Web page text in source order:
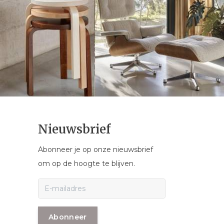
Nieuwsbrief
Abonneer je op onze nieuwsbrief
om op de hoogte te blijven.
Abonneer